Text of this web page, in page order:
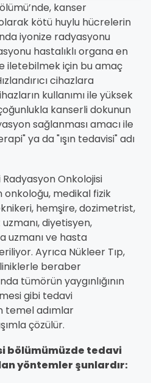
kanser
kötü huylu hücrelerin
iyonize radyasyonu
hastalıklı organa en
iletebilmek için bu amaç
cihazlara
kullanımı ile yüksek
kanserli dokunun
sağlanması amacı ile
ya da "ışın tedavisi" adı
Onkolojisi
onkoloğu, medikal fizik
hemşire, dozimetrist,
diyetisyen,
uzmanı ve hasta
Ayrıca Nükleer Tıp,
beraber
tümörün yaygınlığının
gibi tedavi
temel adımlar
çözülür.
bölümümüzde tedavi
yöntemler şunlardır: